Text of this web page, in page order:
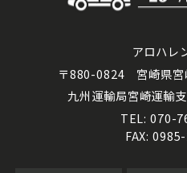
アロハレ
〒880-0824 宮崎県宮
九州運輸局宮崎運
TEL: 070-
FAX: